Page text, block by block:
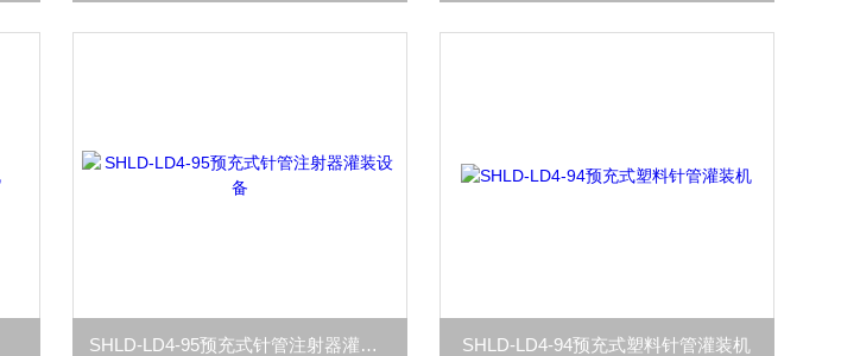
SHLD-LD4-95预充式针管注射器灌装设备 SHLD-LD4-94预充式塑料针管灌装机